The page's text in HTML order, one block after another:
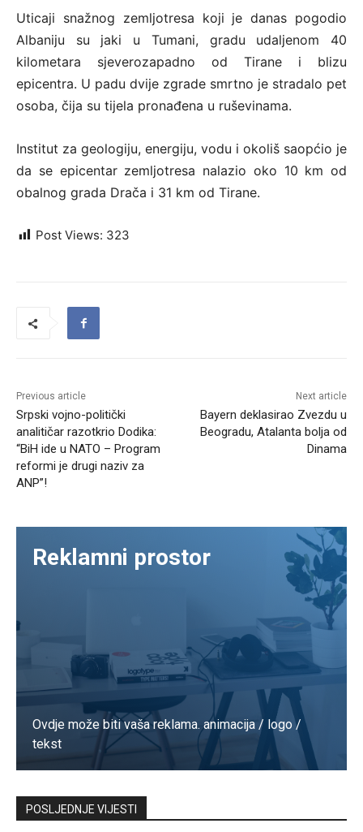
Uticaji snažnog zemljotresa koji je danas pogodio
Albaniju su jaki u Tumani, gradu udaljenom 40
kilometara sjeverozapadno od Tirane i blizu
epicentra. U padu dvije zgrade smrtno je stradalo pet
osoba, čija su tijela pronađena u ruševinama.
Institut za geologiju, energiju, vodu i okoliš saopćio je
da se epicentar zemljotresa nalazio oko 10 km od
obalnog grada Drača i 31 km od Tirane.
Post Views: 323
Previous article
Srpski vojno-politički
analitičar razotkrio Dodika:
“BiH ide u NATO – Program
reformi je drugi naziv za
ANP”!
Next article
Bayern deklasirao Zvezdu u
Beogradu, Atalanta bolja od
Dinama
Reklamni prostor
Ovdje može biti vaša reklama. animacija / logo /
tekst
Kontaktirajte nas
POSLJEDNJE VIJESTI